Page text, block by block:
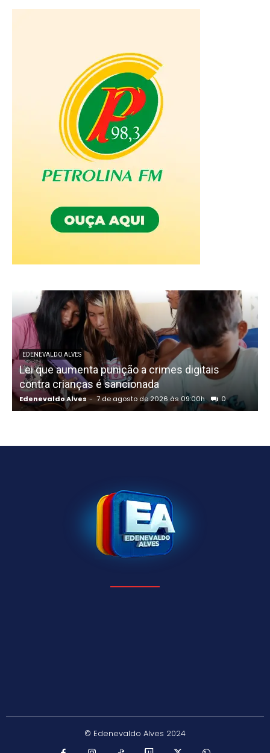
EDENEVALDO ALVES
Lei que aumenta punição a crimes digitais
contra crianças é sancionada
Edenevaldo Alves - 7 de agosto de 2026 às 09:00h 0
© Edenevaldo Alves 2024